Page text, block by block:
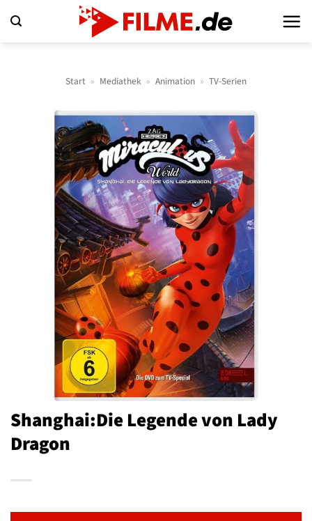
Inhalt
Start » Mediathek » Animation » TV-Serien
Shanghai:Die Legende von Lady
Dragon